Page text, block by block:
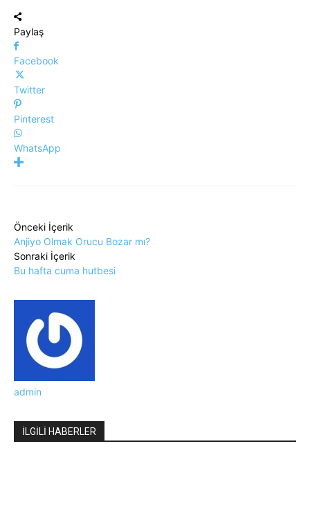
Paylaş
Facebook
Twitter
Pinterest
WhatsApp
Önceki İçerik
Anjiyo Olmak Orucu Bozar mı?
Sonraki İçerik
Bu hafta cuma hutbesi
admin
İLGİLİ HABERLER